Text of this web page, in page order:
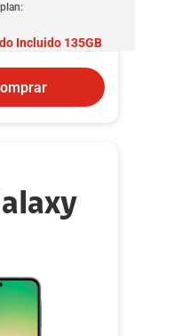
Incluido 135GB